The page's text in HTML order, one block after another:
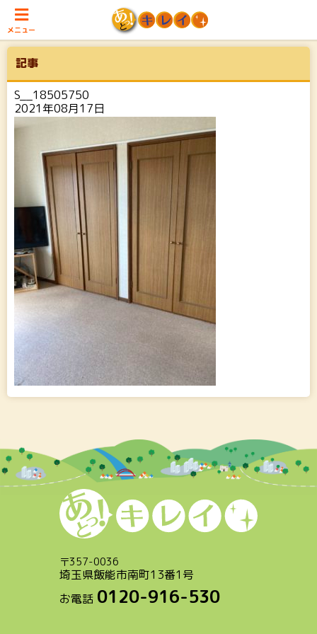
メニュー
記事
S__18505750
2021年08月17日
〒357-0036
埼玉県飯能市南町13番1号
お電話 0120-916-530